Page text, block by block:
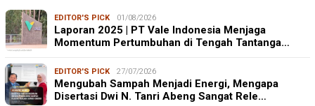
EDITOR'S PICK 01/08/2026
Laporan 2025 | PT Vale Indonesia Menjaga
Momentum Pertumbuhan di Tengah Tantanga…
EDITOR'S PICK 27/07/2026
Mengubah Sampah Menjadi Energi, Mengapa
Disertasi Dwi N. Tanri Abeng Sangat Rele…